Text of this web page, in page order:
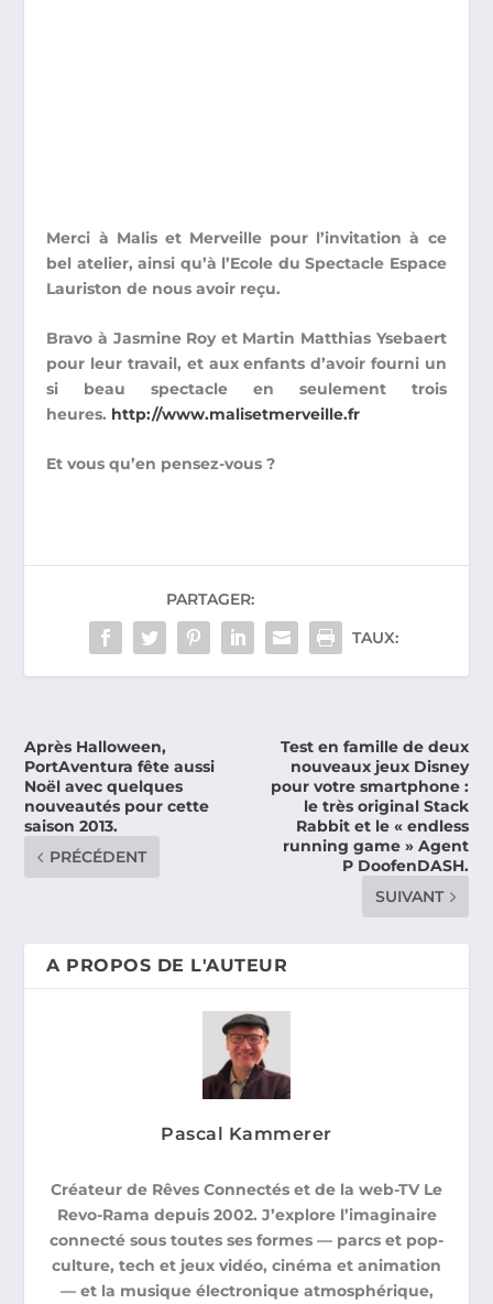
Merci à Malis et Merveille pour l’invitation à ce
bel atelier, ainsi qu’à l’Ecole du Spectacle Espace
Lauriston de nous avoir reçu.
Bravo à Jasmine Roy et Martin Matthias Ysebaert
pour leur travail, et aux enfants d’avoir fourni un
si beau spectacle en seulement trois
heures. http://www.malisetmerveille.fr
Et vous qu’en pensez-vous ?
PARTAGER:
TAUX:
Après Halloween,
PortAventura fête aussi
Noël avec quelques
nouveautés pour cette
saison 2013.
PRÉCÉDENT
Test en famille de deux
nouveaux jeux Disney
pour votre smartphone :
le très original Stack
Rabbit et le « endless
running game » Agent
P DoofenDASH.
SUIVANT
A PROPOS DE L'AUTEUR
Pascal Kammerer
Créateur de Rêves Connectés et de la web-TV Le
Revo-Rama depuis 2002. J’explore l’imaginaire
connecté sous toutes ses formes — parcs et pop-
culture, tech et jeux vidéo, cinéma et animation
— et la musique électronique atmosphérique,